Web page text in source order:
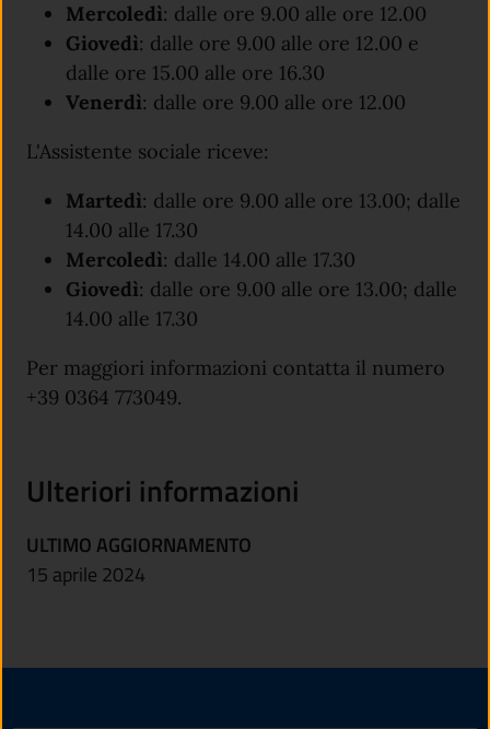
Mercoledì: dalle ore 9.00 alle ore 12.00
Giovedì: dalle ore 9.00 alle ore 12.00 e
dalle ore 15.00 alle ore 16.30
Venerdì: dalle ore 9.00 alle ore 12.00
L'Assistente sociale riceve:
Martedì: dalle ore 9.00 alle ore 13.00; dalle
14.00 alle 17.30
Mercoledì: dalle 14.00 alle 17.30
Giovedì: dalle ore 9.00 alle ore 13.00; dalle
14.00 alle 17.30
Per maggiori informazioni contatta il numero
+39 0364 773049.
Ulteriori informazioni
ULTIMO AGGIORNAMENTO
15 aprile 2024